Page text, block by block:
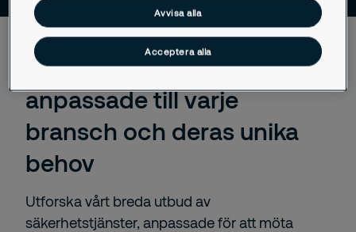
Säkerhetstjänster
anpassade till varje
bransch och deras unika
behov
Utforska vårt breda utbud av
säkerhetstjänster, anpassade för att möta
Avvisa alla
Acceptera alla